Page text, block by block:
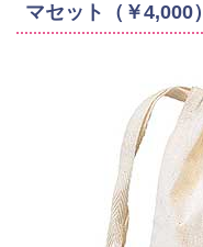
マセット（￥4,000）